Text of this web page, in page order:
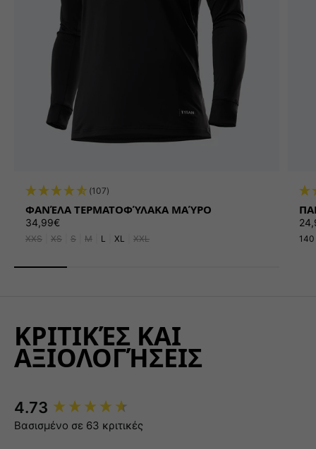
(107)
ΦΑΝΈΛΑ ΤΕΡΜΑΤΟΦΎΛΑΚΑ ΜΑΎΡΟ
Κανονική τιμή
34,99€
XXS XS S M L XL XXL 140
ΚΡΙΤΙΚΈΣ ΚΑΙ
ΑΞΙΟΛΟΓΉΣΕΙΣ
4.73
Βασισμένο σε 63 κριτικές
New content loaded